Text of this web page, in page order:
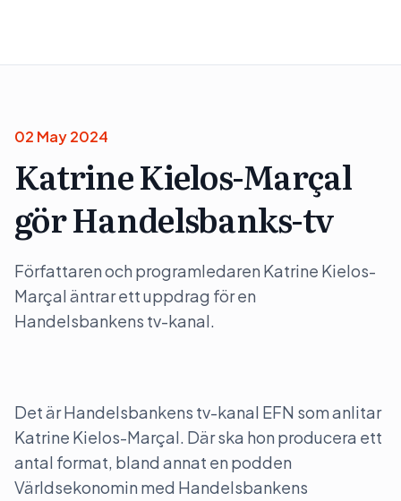
02 May 2024
Katrine Kielos-Marçal
gör Handelsbanks-tv
Författaren och programledaren Katrine Kielos-
Marçal äntrar ett uppdrag för en
Handelsbankens tv-kanal.
Det är Handelsbankens tv-kanal EFN som anlitar
Katrine Kielos-Marçal. Där ska hon producera ett
antal format, bland annat en podden
Världsekonomin med Handelsbankens